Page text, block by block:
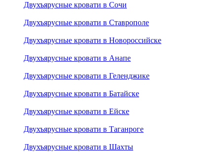
Двухъярусные кровати в Сочи
Двухъярусные кровати в Ставрополе
Двухъярусные кровати в Новороссийске
Двухъярусные кровати в Анапе
Двухъярусные кровати в Геленджике
Двухъярусные кровати в Батайске
Двухъярусные кровати в Ейске
Двухъярусные кровати в Таганроге
Двухъярусные кровати в Шахты